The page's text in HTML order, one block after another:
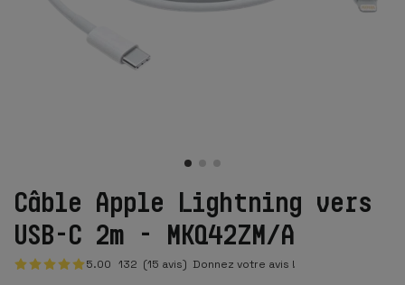
Câble Apple Lightning vers
USB-C 2m - MKQ42ZM/A
5.00 132 (15 avis) Donnez votre avis !